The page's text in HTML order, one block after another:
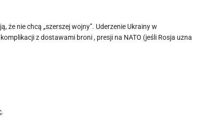
nie chcą „szerszej wojny”. Uderzenie Ukrainy w
z dostawami broni , presji na NATO (jeśli Rosja uzna
.